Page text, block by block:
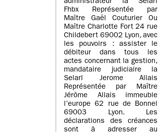
administrateur la Selarl
Fhbx Représentée par
Maître Gaël Couturier Ou
Maître Charlotte Fort 24 rue
Childebert 69002 Lyon, avec
les pouvoirs : assister le
débiteur dans tous les
actes concernant la gestion,
mandataire judiciaire la
Selarl Jerome Allais
Représentée par Maître
Jérôme Allais immeuble
l’europe 62 rue de Bonnel
69003 Lyon. Les
déclarations des créances
sont à adresser au